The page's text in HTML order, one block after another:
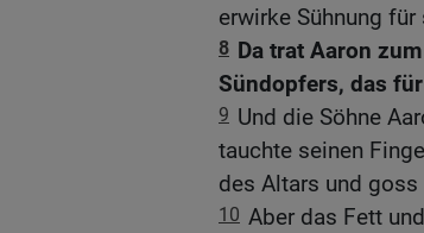
erwirke Sühnung
8 Da trat Aaron
Sündopfers, das
9 Und die Söhne
tauchte seinen
des Altars und
10 Aber das Fett